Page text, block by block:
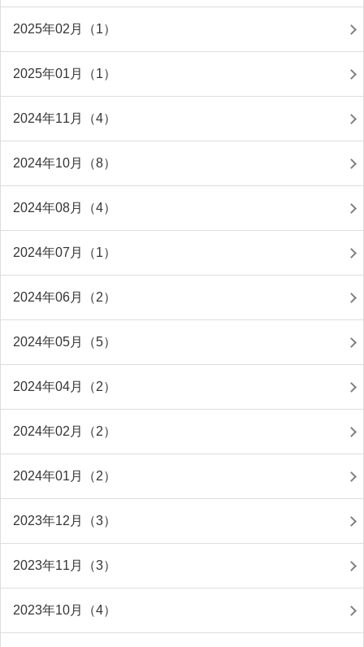
2025年02月（1）
2025年01月（1）
2024年11月（4）
2024年10月（8）
2024年08月（4）
2024年07月（1）
2024年06月（2）
2024年05月（5）
2024年04月（2）
2024年02月（2）
2024年01月（2）
2023年12月（3）
2023年11月（3）
2023年10月（4）